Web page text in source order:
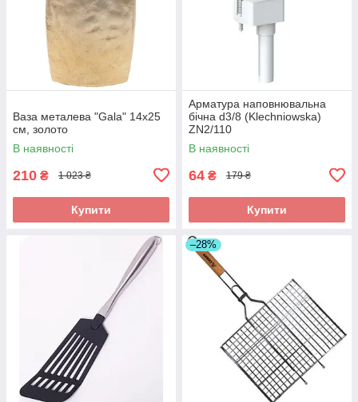
Ваза металева "Gala" 14x25
см, золото
В наявності
210 ₴ 1 023 ₴
Купити
Арматура наповнювальна
бічна d3/8 (Klechniowska)
ZN2/110
В наявності
64 ₴ 179 ₴
Купити
–28%